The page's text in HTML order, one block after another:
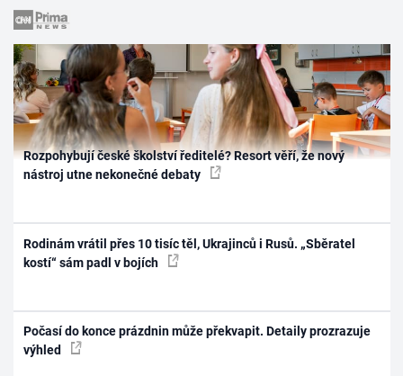
Rozpohybují české školství ředitelé? Resort věří, že nový
nástroj utne nekonečné debaty
Rodinám vrátil přes 10 tisíc těl, Ukrajinců i Rusů. „Sběratel
kostí“ sám padl v bojích
Počasí do konce prázdnin může překvapit. Detaily prozrazuje
výhled